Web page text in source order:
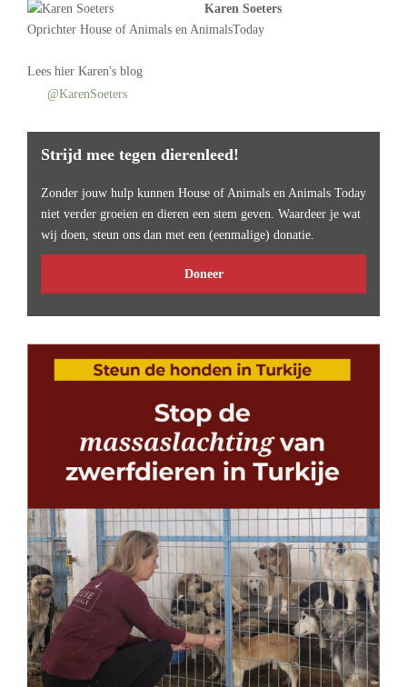
Karen Soeters
Oprichter House of Animals en AnimalsToday
Lees hier Karen's blog
@KarenSoeters
Strijd mee tegen dierenleed!
Zonder jouw hulp kunnen House of Animals en Animals Today
niet verder groeien en dieren een stem geven. Waardeer je wat
wij doen, steun ons dan met een (eenmalige) donatie.
Doneer